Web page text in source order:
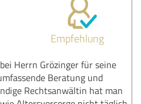
Empfehlung
Herrn Grözinger für seine
Beratung und
Rechtsanwältin hat man